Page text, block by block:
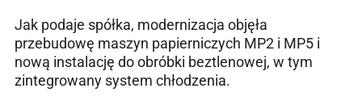
Jak podaje spółka, modernizacja objęła
przebudowę maszyn papierniczych MP2 i MP5 i
nową instalację do obróbki beztlenowej, w tym
zintegrowany system chłodzenia.